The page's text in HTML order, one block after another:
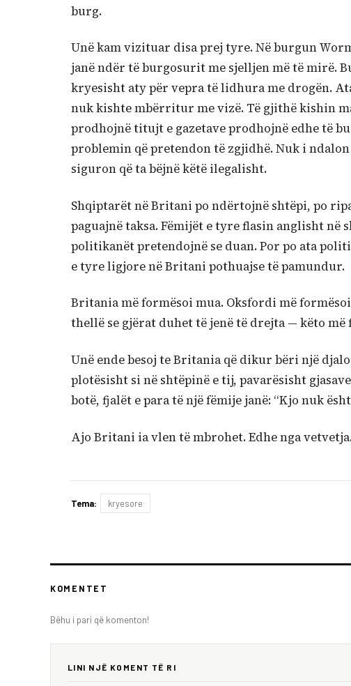
burg.
Unë kam vizituar disa prej tyre. Në burgun
janë ndër të burgosurit me sjelljen më të mirë.
kryesisht aty për vepra të lidhura me drogën.
nuk kishte mbërritur me vizë. Të gjithë kishin
prodhojnë titujt e gazetave prodhojnë edhe të
problemin që pretendon të zgjidhë. Nuk i
siguron që ta bëjnë këtë ilegalisht.
Shqiptarët në Britani po ndërtojnë shtëpi, po
paguajnë taksa. Fëmijët e tyre flasin anglisht
politikanët pretendojnë se duan. Por po ata
e tyre ligjore në Britani pothuajse të pamundur.
Britania më formësoi mua. Oksfordi më
thellë se gjërat duhet të jenë të drejta — këto më
Unë ende besoj te Britania që dikur bëri një
plotësisht si në shtëpinë e tij, pavarësisht
botë, fjalët e para të një fëmije janë: “Kjo nuk
Ajo Britani ia vlen të mbrohet. Edhe nga
Tema: kryesore
KOMENTET
Bëhu i pari që komenton!
LINI NJË KOMENT TË RI